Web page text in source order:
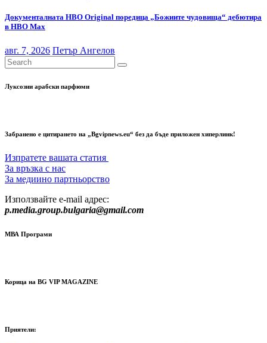
Документалната HBO Original поредица „Божиите чудовища“ дебютира
в HBO Max
авг. 7, 2026 Петър Ангелов
Луксозни арабски парфюми
Забранено е цитирането на „Bgvipnews.eu“ без да бъде приложен хиперлинк!
Изпратете вашата статия
За връзка с нас
За медиино партньорство
Използвайте e-mail адрес:
p.media.group.bulgaria@gmail.com
МВА Програми
Корица на BG VIP MAGAZINE
Приятели: